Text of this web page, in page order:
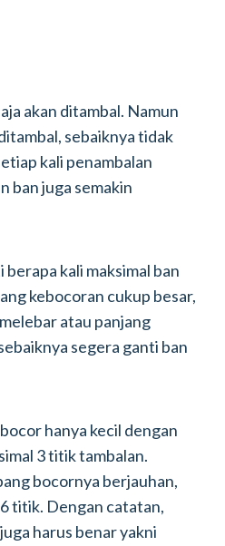
akan ditambal. Namun
sebaiknya tidak
kali penambalan
ban juga semakin
kali maksimal ban
kebocoran cukup besar,
atau panjang
segera ganti ban
hanya kecil dengan
3 titik tambalan.
bocornya berjauhan,
titik. Dengan catatan,
harus benar yakni